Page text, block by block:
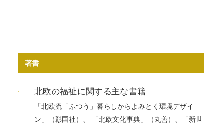
著書
北欧の福祉に関する主な書籍
「北欧流「ふつう」暮らしからよみとく環境デザイ
ン」（彰国社）、 「北欧文化事典」（丸善）、「新世